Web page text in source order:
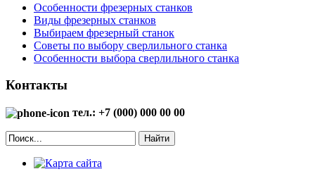
Особенности фрезерных станков
Виды фрезерных станков
Выбираем фрезерный станок
Советы по выбору сверлильного станка
Особенности выбора сверлильного станка
Контакты
тел.: +7 (000) 000 00 00
Найти